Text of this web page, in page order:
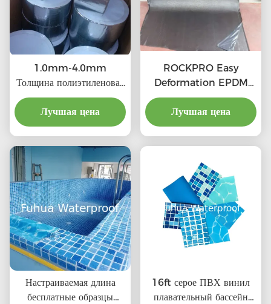
1.0mm-4.0mm
Толщина полиэтиленовая
бутиловая лента для
прочного и гибкого
сцепления Длина от 5 м
Лучшая цена
ROCKPRO Easy
Deformation EPDM
резиновая
гидроизоляционная
мембрана с
CE/ISO9001/ISO14001
Лучшая цена
Настраиваемая длина
бесплатные образцы
16ft серое ПВХ винил
плавательный бассейн